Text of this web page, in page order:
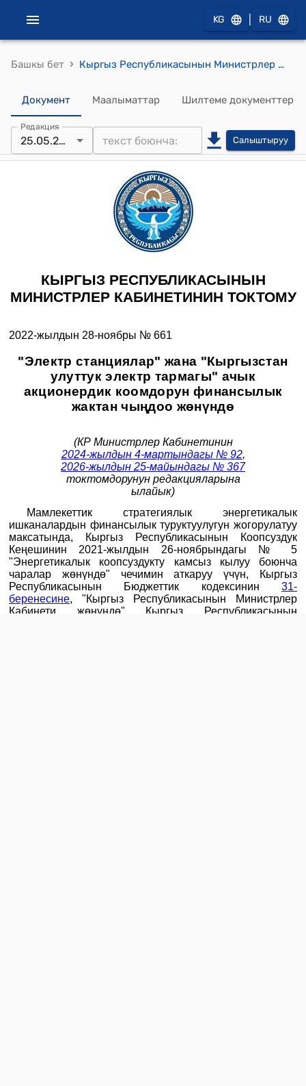
KG RU
Башкы бет › Кыргыз Республикасынын Министрлер Кабинетинин 2022-жылдын 28-ноябрындагы № 661 "Электр станциялар" жана "Кыргызстан улуттук электр тармагы" ачык акционердик коомдорун финансылык жактан чыңдоо жөнүндө" токтому
Документ Маалыматтар Шилтеме документтер
Редакция
25.05.2026 Салыштыруу